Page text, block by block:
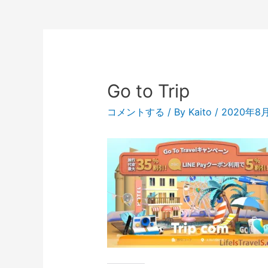
Go to Trip
コメントする / By Kaito / 2020年8